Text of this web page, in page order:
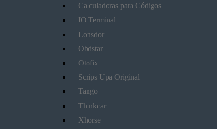
Calculadoras para Códigos
IO Terminal
Lonsdor
Obdstar
Otofix
Scrips Upa Original
Tango
Thinkcar
Xhorse